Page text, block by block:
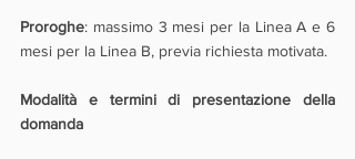
Proroghe: massimo 3 mesi per la Linea A e 6
mesi per la Linea B, previa richiesta motivata.
Modalità e termini di presentazione della
domanda